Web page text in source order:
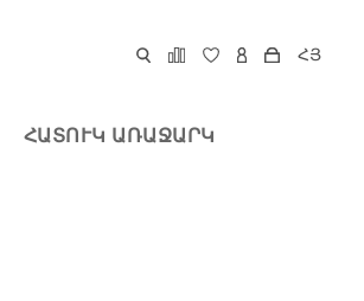
ՀՅ
ՀԱՏՈՒԿ ԱՌԱՋԱՐԿ